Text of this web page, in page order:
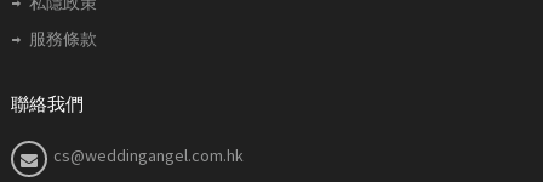
服務條款
聯絡我們
cs@weddingangel.com.hk